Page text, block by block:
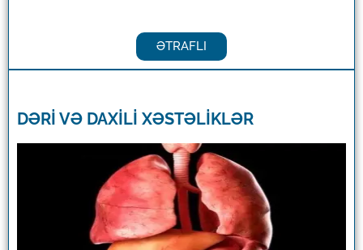
ƏTRAFLI
DƏRİ VƏ DAXİLİ XƏSTƏLİKLƏR